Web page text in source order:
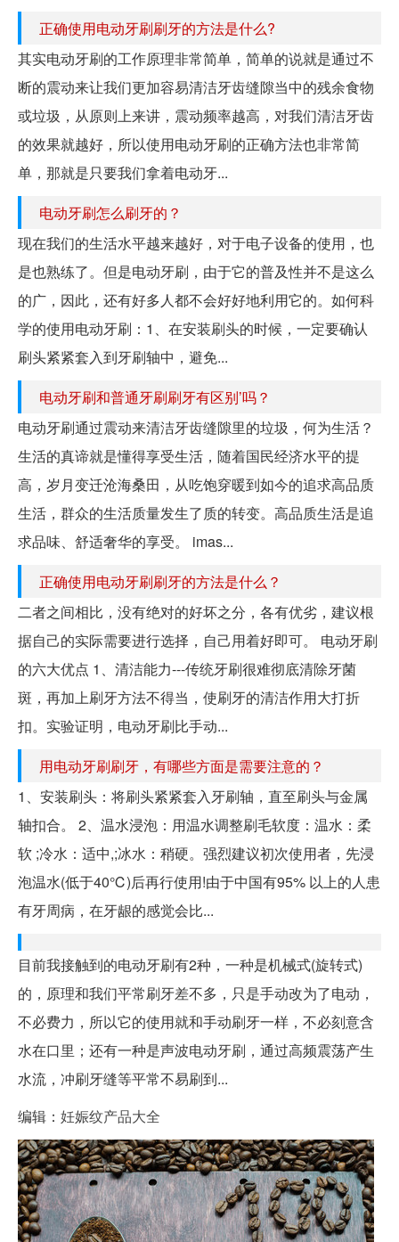
正确使用电动牙刷刷牙的方法是什么?
其实电动牙刷的工作原理非常简单，简单的说就是通过不
断的震动来让我们更加容易清洁牙齿缝隙当中的残余食物
或垃圾，从原则上来讲，震动频率越高，对我们清洁牙齿
的效果就越好，所以使用电动牙刷的正确方法也非常简
单，那就是只要我们拿着电动牙...
电动牙刷怎么刷牙的？
现在我们的生活水平越来越好，对于电子设备的使用，也
是也熟练了。但是电动牙刷，由于它的普及性并不是这么
的广，因此，还有好多人都不会好好地利用它的。如何科
学的使用电动牙刷：1、在安装刷头的时候，一定要确认
刷头紧紧套入到牙刷轴中，避免...
电动牙刷和普通牙刷刷牙有区别’吗？
电动牙刷通过震动来清洁牙齿缝隙里的垃圾，何为生活？
生活的真谛就是懂得享受生活，随着国民经济水平的提
高，岁月变迁沧海桑田，从吃饱穿暖到如今的追求高品质
生活，群众的生活质量发生了质的转变。高品质生活是追
求品味、舒适奢华的享受。 imas...
正确使用电动牙刷刷牙的方法是什么？
二者之间相比，没有绝对的好坏之分，各有优劣，建议根
据自己的实际需要进行选择，自己用着好即可。 电动牙刷
的六大优点 1、清洁能力---传统牙刷很难彻底清除牙菌
斑，再加上刷牙方法不得当，使刷牙的清洁作用大打折
扣。实验证明，电动牙刷比手动...
用电动牙刷刷牙，有哪些方面是需要注意的？
1、安装刷头：将刷头紧紧套入牙刷轴，直至刷头与金属
轴扣合。 2、温水浸泡：用温水调整刷毛软度：温水：柔
软 ;冷水：适中,;冰水：稍硬。强烈建议初次使用者，先浸
泡温水(低于40℃)后再行使用!由于中国有95% 以上的人患
有牙周病，在牙龈的感觉会比...
目前我接触到的电动牙刷有2种，一种是机械式(旋转式)
的，原理和我们平常刷牙差不多，只是手动改为了电动，
不必费力，所以它的使用就和手动刷牙一样，不必刻意含
水在口里；还有一种是声波电动牙刷，通过高频震荡产生
水流，冲刷牙缝等平常不易刷到...
编辑： 妊娠纹产品大全